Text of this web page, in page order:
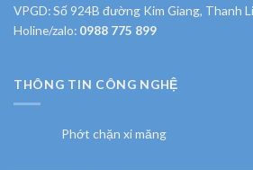
VPGD: Số 924B đường Kim Giang, Thanh
Holine/zalo: 0988 775 899
THÔNG TIN CÔNG NGHỆ
Phớt chặn xi măng